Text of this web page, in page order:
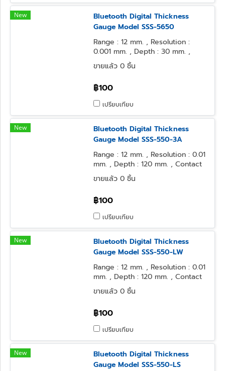
New
Bluetooth Digital Thickness
Gauge Model SSS-5650
Range : 12 mm. , Resolution :
0.001 mm. , Depth : 30 mm. ,
Contact Point : φ10 Flat , Anvil
Form : φ10 Flat
ขายแล้ว 0 ชิ้น
฿100
เปรียบเทียบ
New
Bluetooth Digital Thickness
Gauge Model SSS-550-3A
Range : 12 mm. , Resolution : 0.01
mm. , Depth : 120 mm. , Contact
Point : φ5 Flat , Anvil Form : φ5
Flat
ขายแล้ว 0 ชิ้น
฿100
เปรียบเทียบ
New
Bluetooth Digital Thickness
Gauge Model SSS-550-LW
Range : 12 mm. , Resolution : 0.01
mm. , Depth : 120 mm. , Contact
Point : φ3.2 Ball , Anvil Form : φ3.2
Ball
ขายแล้ว 0 ชิ้น
฿100
เปรียบเทียบ
New
Bluetooth Digital Thickness
Gauge Model SSS-550-LS